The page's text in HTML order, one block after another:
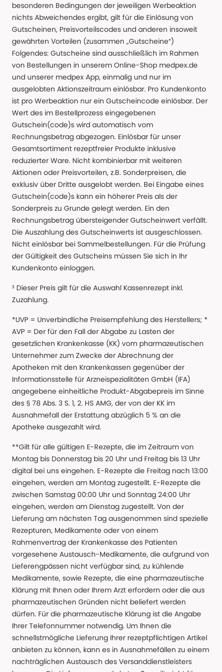
besonderen Bedingungen der jeweiligen Werbeaktion
nichts Abweichendes ergibt, gilt für die Einlösung von
Gutscheinen, Preisvorteilscodes und anderen insoweit
gewährten Vorteilen (zusammen „Gutscheine“)
Folgendes: Gutscheine sind ausschließlich im Rahmen
von Bestellungen in unserem Online-Shop medpex.de
und unserer medpex App, einmalig und nur im
ausgelobten Aktionszeitraum einlösbar. Pro Kundenkonto
ist pro Werbeaktion nur ein Gutscheincode einlösbar. Der
Wert des im Bestellprozess eingegebenen
Gutschein(code)s wird automatisch vom
Rechnungsbetrag abgezogen. Einlösbar für unser
Gesamtsortiment rezeptfreier Produkte inklusive
reduzierter Ware. Nicht kombinierbar mit weiteren
Aktionen oder Preisvorteilen, z.B. Sonderpreisen, die
exklusiv über Dritte ausgelobt werden. Bei Eingabe eines
Gutschein(code)s kann ein höherer Preis als der
Sonderpreis zu Grunde gelegt werden. Ein den
Rechnungsbetrag übersteigender Gutscheinwert verfällt.
Die Auszahlung des Gutscheinwerts ist ausgeschlossen.
Nicht einlösbar bei Sammelbestellungen. Für die Prüfung
der Gültigkeit des Gutscheins müssen Sie sich in Ihr
Kundenkonto einloggen.
³ Dieser Preis gilt für die Auswahl Kassenrezept inkl.
Zuzahlung.
*UVP = Unverbindliche Preisempfehlung des Herstellers; *
AVP = Der für den Fall der Abgabe zu Lasten der
gesetzlichen Krankenkasse (KK) vom pharmazeutischen
Unternehmer zum Zwecke der Abrechnung der
Apotheken mit den Krankenkassen gegenüber der
Informationsstelle für Arzneispezialitäten GmbH (IFA)
angegebene einheitliche Produkt-Abgabepreis im Sinne
des § 78 Abs. 3 S. 1, 2. HS AMG, der von der KK im
Ausnahmefall der Erstattung abzüglich 5 % an die
Apotheke ausgezahlt wird.
**Gilt für alle gültigen E-Rezepte, die im Zeitraum von
Montag bis Donnerstag bis 20 Uhr und Freitag bis 13 Uhr
digital bei uns eingehen. E-Rezepte die Freitag nach 13:00
eingehen, werden am Montag zugestellt. E-Rezepte die
zwischen Samstag 00:00 Uhr und Sonntag 24:00 Uhr
eingehen, werden am Dienstag zugestellt. Von der
Lieferung am nächsten Tag ausgenommen sind spezielle
Rezepturen, Medikamente oder von einem
Rahmenvertrag der Krankenkasse des Patienten
vorgesehene Austausch-Medikamente, die aufgrund von
Lieferengpässen nicht verfügbar sind, zu kühlende
Medikamente, sowie Rezepte, die eine pharmazeutische
Klärung mit Ihnen oder Ihrem Arzt erfordern oder die aus
pharmazeutischen Gründen nicht beliefert werden
dürfen. Für die pharmazeutische Klärung ist die Angabe
Ihrer Telefonnummer notwendig. Um Ihnen die
schnellstmögliche Lieferung Ihrer rezeptpflichtigen Artikel
anbieten zu können, kann es in Ausnahmefällen zu einem
nachträglichen Austausch des Versanddienstleisters